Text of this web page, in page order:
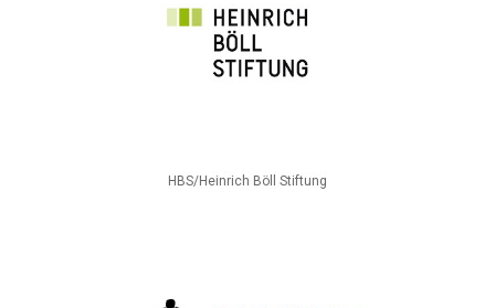
HBS/Heinrich Böll Stiftung